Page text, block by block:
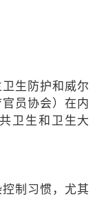
生防护和威尔
员协会）在内
卫生和卫生大
制习惯，尤其